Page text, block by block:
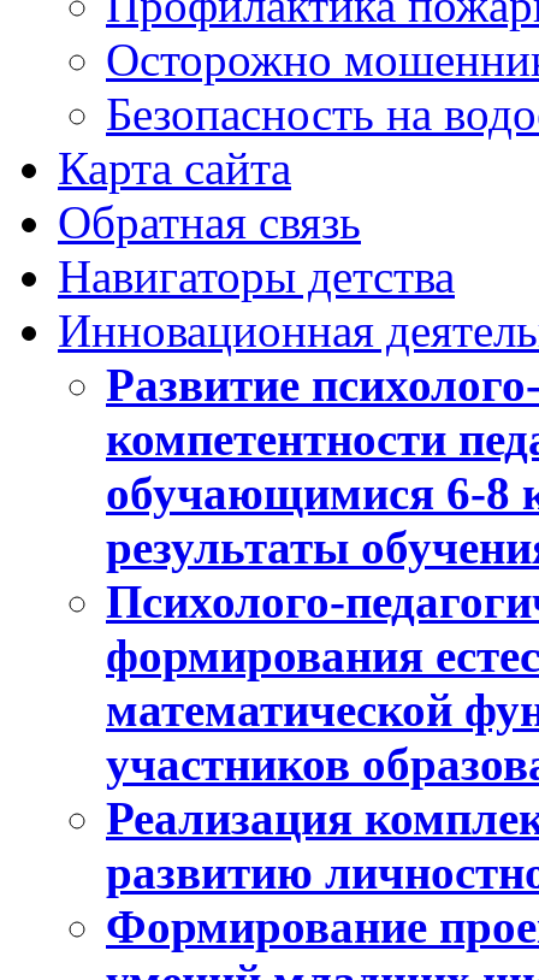
Осторожно
Безопасность на
Карта сайта
Обратная связь
Навигаторы детства
Инновационная
Развитие
компетентности
обучающимися 6-8
результаты
Психолого-
формирования
математической
участников
Реализация
развитию
Формирование